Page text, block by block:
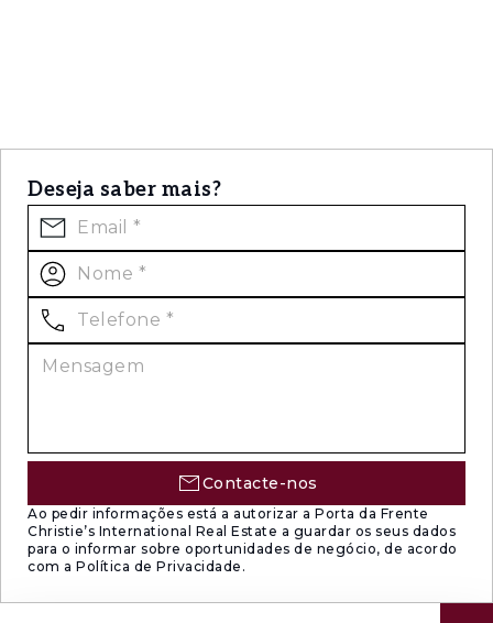
Deseja saber mais?
Contacte-nos
Ao pedir informações está a autorizar a Porta da Frente
Christie’s International Real Estate a guardar os seus dados
para o informar sobre oportunidades de negócio, de acordo
com a Política de Privacidade.